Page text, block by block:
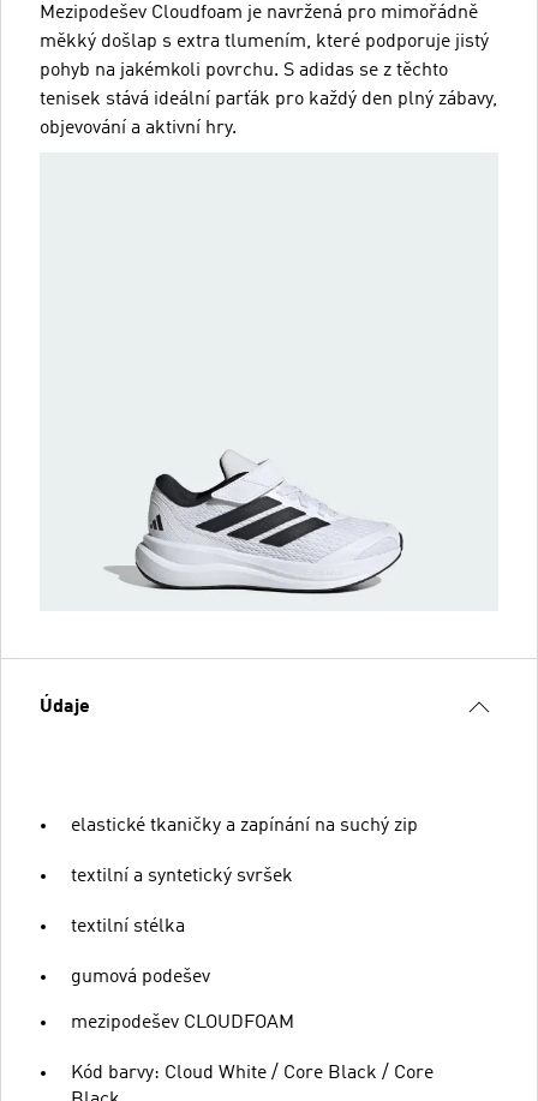
Mezipodešev Cloudfoam je navržená pro mimořádně
měkký došlap s extra tlumením, které podporuje jistý
pohyb na jakémkoli povrchu. S adidas se z těchto
tenisek stává ideální parťák pro každý den plný zábavy,
objevování a aktivní hry.
Údaje
elastické tkaničky a zapínání na suchý zip
textilní a syntetický svršek
textilní stélka
gumová podešev
mezipodešev CLOUDFOAM
Kód barvy: Cloud White / Core Black / Core